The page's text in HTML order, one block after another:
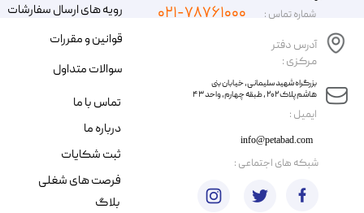
​ایمیل :
آدرس دفتر
مرکزی :
info@petabad.com
​​بزرگراه شهید سلیمانی، خیابان بنی
هاشم پلاک ۲۰۲ ، طبقه چهارم، واحد ۴۳
شماره تماس : ۰۲۱-۷۸۷۶۱۰۰۰
رویه های ارسال سفارشات
قوانین و مقررات
سوالات متداول
تماس با ما
درباره ما
ثبت شکایات
فرصت های شغلی
​شبکه های اجتماعی :
بلاگ